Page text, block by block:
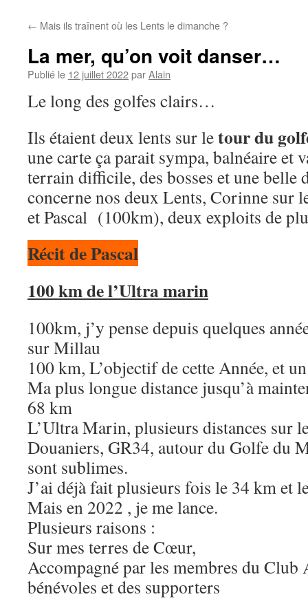
← Mais ils traînent où les Lents le dimanche ?
La mer, qu’on voit danser…
Publié le 12 juillet 2022parAlain
Le long des golfes clairs…
Ils étaient deux lents sur letour du
une carte ça parait sympa, balnéaire et
terrain difficile, des bosses et une belle
concerne nos deux Lents, Corinne sur
et Pascal (100km), deux exploits de
Récit de Pascal
100 km de l’Ultra marin
100km, j’y pense depuis quelques
sur Millau
100 km, L’objectif de cette Année, et
Ma plus longue distance jusqu’à
68 km
L’Ultra Marin, plusieurs distances sur
Douaniers, GR34, autour du Golfe du
sont sublimes.
J’ai déjà fait plusieurs fois le 34 km et
Mais en 2022 , je me lance.
Plusieurs raisons :
Sur mes terres de Cœur,
Accompagné par les membres du Club
bénévoles et des supporters